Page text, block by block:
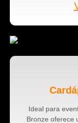
Ideal para
Bronze oferece